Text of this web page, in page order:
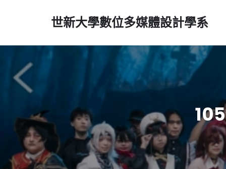
世新大學數位多媒體設計學系